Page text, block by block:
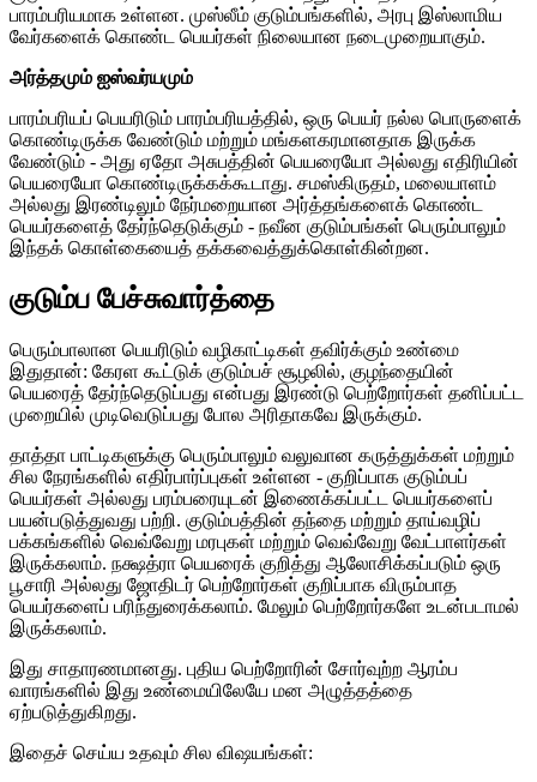
பாரம்பரியமாக உள்ளன. முஸ்லீம் குடும்பங்களில், அரபு இஸ்லாமிய
வேர்களைக் கொண்ட பெயர்கள் நிலையான நடைமுறையாகும்.
அர்த்தமும் ஐஸ்வர்யமும்
பாரம்பரியப் பெயரிடும் பாரம்பரியத்தில், ஒரு பெயர் நல்ல பொருளைக்
கொண்டிருக்க வேண்டும் மற்றும் மங்களகரமானதாக இருக்க
வேண்டும் - அது ஏதோ அசுபத்தின் பெயரையோ அல்லது எதிரியின்
பெயரையோ கொண்டிருக்கக்கூடாது. சமஸ்கிருதம், மலையாளம்
அல்லது இரண்டிலும் நேர்மறையான அர்த்தங்களைக் கொண்ட
பெயர்களைத் தேர்ந்தெடுக்கும் - நவீன குடும்பங்கள் பெரும்பாலும்
இந்தக் கொள்கையைத் தக்கவைத்துக்கொள்கின்றன.
குடும்ப பேச்சுவார்த்தை
பெரும்பாலான பெயரிடும் வழிகாட்டிகள் தவிர்க்கும் உண்மை
இதுதான்: கேரள கூட்டுக் குடும்பச் சூழலில், குழந்தையின்
பெயரைத் தேர்ந்தெடுப்பது என்பது இரண்டு பெற்றோர்கள் தனிப்பட்ட
முறையில் முடிவெடுப்பது போல அரிதாகவே இருக்கும்.
தாத்தா பாட்டிகளுக்கு பெரும்பாலும் வலுவான கருத்துக்கள் மற்றும்
சில நேரங்களில் எதிர்பார்ப்புகள் உள்ளன - குறிப்பாக குடும்பப்
பெயர்கள் அல்லது பரம்பரையுடன் இணைக்கப்பட்ட பெயர்களைப்
பயன்படுத்துவது பற்றி. குடும்பத்தின் தந்தை மற்றும் தாய்வழிப்
பக்கங்களில் வெவ்வேறு மரபுகள் மற்றும் வெவ்வேறு வேட்பாளர்கள்
இருக்கலாம். நக்ஷத்ரா பெயரைக் குறித்து ஆலோசிக்கப்படும் ஒரு
பூசாரி அல்லது ஜோதிடர் பெற்றோர்கள் குறிப்பாக விரும்பாத
பெயர்களைப் பரிந்துரைக்கலாம். மேலும் பெற்றோர்களே உடன்படாமல்
இருக்கலாம்.
இது சாதாரணமானது. புதிய பெற்றோரின் சோர்வுற்ற ஆரம்ப
வாரங்களில் இது உண்மையிலேயே மன அழுத்தத்தை
ஏற்படுத்துகிறது.
இதைச் செய்ய உதவும் சில விஷயங்கள்: